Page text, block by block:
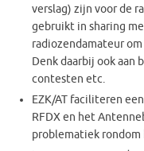
verslag) zijn voor de
gebruikt in sharing
radiozendamateur
Denk daarbij ook aan
contesten etc.
EZK/AT faciliteren
RFDX en het
problematiek